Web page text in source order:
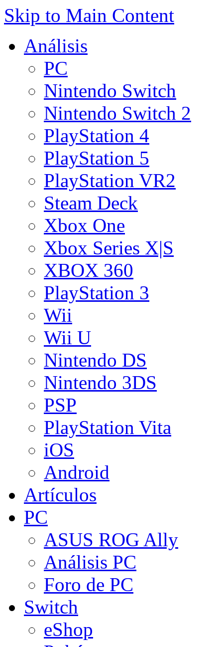
Skip to Main Content
Análisis
PC
Nintendo Switch
Nintendo Switch 2
PlayStation 4
PlayStation 5
PlayStation VR2
Steam Deck
Xbox One
Xbox Series X|S
XBOX 360
PlayStation 3
Wii
Wii U
Nintendo DS
Nintendo 3DS
PSP
PlayStation Vita
iOS
Android
Artículos
PC
ASUS ROG Ally
Análisis PC
Foro de PC
Switch
eShop